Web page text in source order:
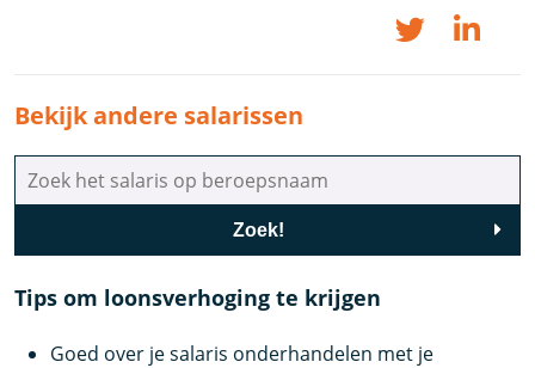
Bekijk andere salarissen
Zoek!
Tips om loonsverhoging te krijgen
Goed over je salaris onderhandelen met je